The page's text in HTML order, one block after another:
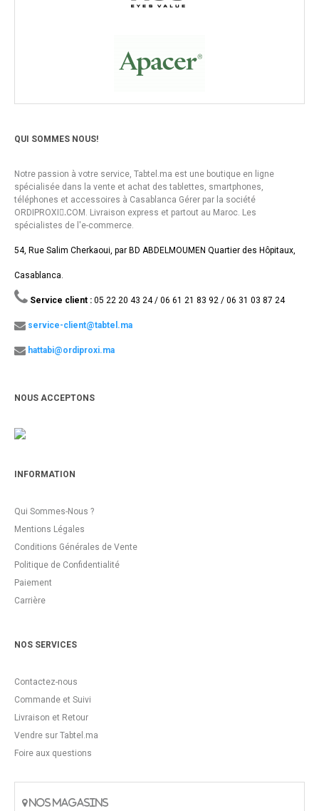
QUI SOMMES NOUS!
Notre passion à votre service, Tabtel.ma est une boutique en ligne
spécialisée dans la vente et achat des tablettes, smartphones,
téléphones et accessoires à Casablanca Gérer par la société
ORDIPROXI.ِCOM. Livraison express et partout au Maroc. Les
spécialistes de l'e-commerce.
54, Rue Salim Cherkaoui, par BD ABDELMOUMEN Quartier des Hôpitaux,
Casablanca.
Service client : 05 22 20 43 24 / 06 61 21 83 92 / 06 31 03 87 24
service-client@tabtel.ma
hattabi@ordiproxi.ma
NOUS ACCEPTONS
INFORMATION
Qui Sommes-Nous ?
Mentions Légales
Conditions Générales de Vente
Politique de Confidentialité
Paiement
Carrière
NOS SERVICES
Contactez-nous
Commande et Suivi
Livraison et Retour
Vendre sur Tabtel.ma
Foire aux questions
NOS MAGASINS